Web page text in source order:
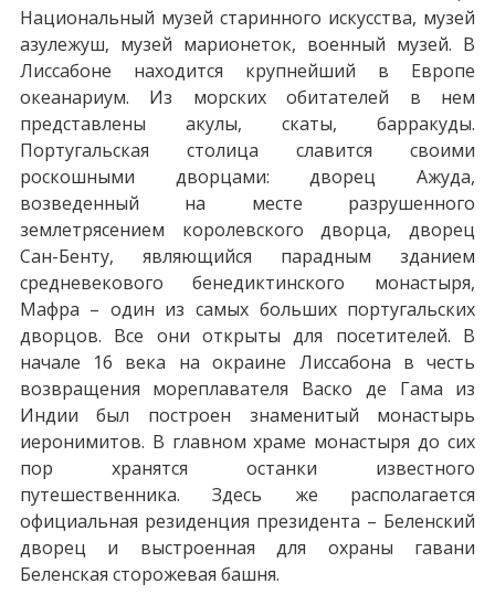
Национальный музей старинного искусства, музей
азулежуш, музей марионеток, военный музей. В
Лиссабоне находится крупнейший в Европе
океанариум. Из морских обитателей в нем
представлены акулы, скаты, барракуды.
Португальская столица славится своими
роскошными дворцами: дворец Ажуда,
возведенный на месте разрушенного
землетрясением королевского дворца, дворец
Сан-Бенту, являющийся парадным зданием
средневекового бенедиктинского монастыря,
Мафра – один из самых больших португальских
дворцов. Все они открыты для посетителей. В
начале 16 века на окраине Лиссабона в честь
возвращения мореплавателя Васко де Гама из
Индии был построен знаменитый монастырь
иеронимитов. В главном храме монастыря до сих
пор хранятся останки известного
путешественника. Здесь же располагается
официальная резиденция президента – Беленский
дворец и выстроенная для охраны гавани
Беленская сторожевая башня.